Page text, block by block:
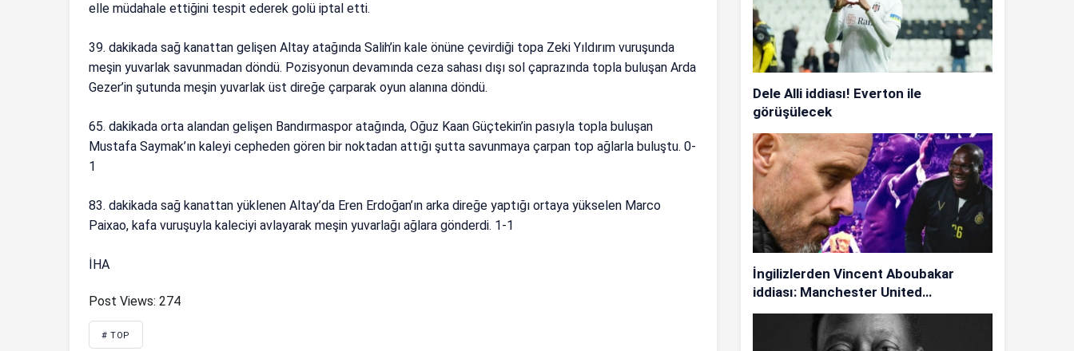
elle müdahale ettiğini tespit ederek golü iptal etti.
39. dakikada sağ kanattan gelişen Altay atağında Salih’in kale önüne çevirdiği topa Zeki Yıldırım vuruşunda
meşin yuvarlak savunmadan döndü. Pozisyonun devamında ceza sahası dışı sol çaprazında topla buluşan Arda
Gezer’in şutunda meşin yuvarlak üst direğe çarparak oyun alanına döndü.
65. dakikada orta alandan gelişen Bandırmaspor atağında, Oğuz Kaan Güçtekin’in pasıyla topla buluşan
Mustafa Saymak’ın kaleyi cepheden gören bir noktadan attığı şutta savunmaya çarpan top ağlarla buluştu. 0-
1
83. dakikada sağ kanattan yüklenen Altay’da Eren Erdoğan’ın arka direğe yaptığı ortaya yükselen Marco
Paixao, kafa vuruşuyla kaleciyi avlayarak meşin yuvarlağı ağlara gönderdi. 1-1
İHA
Post Views: 274
# TOP
Dele Alli iddiası! Everton ile
görüşülecek
İngilizlerden Vincent Aboubakar
iddiası: Manchester United…